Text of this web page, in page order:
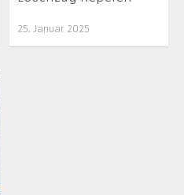
25. Januar 2025